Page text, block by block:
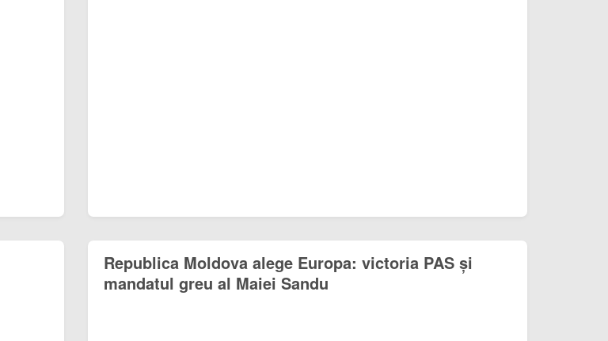
Republica Moldova alege Europa: victoria PAS și
mandatul greu al Maiei Sandu